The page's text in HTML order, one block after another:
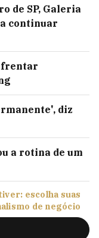
de SP, Galeria
continuar
diz
a rotina de um
escolha suas
de negócio